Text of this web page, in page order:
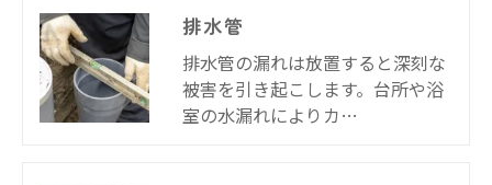
排水管
排水管の漏れは放置すると深刻な
被害を引き起こします。台所や浴
室の水漏れによりカ…